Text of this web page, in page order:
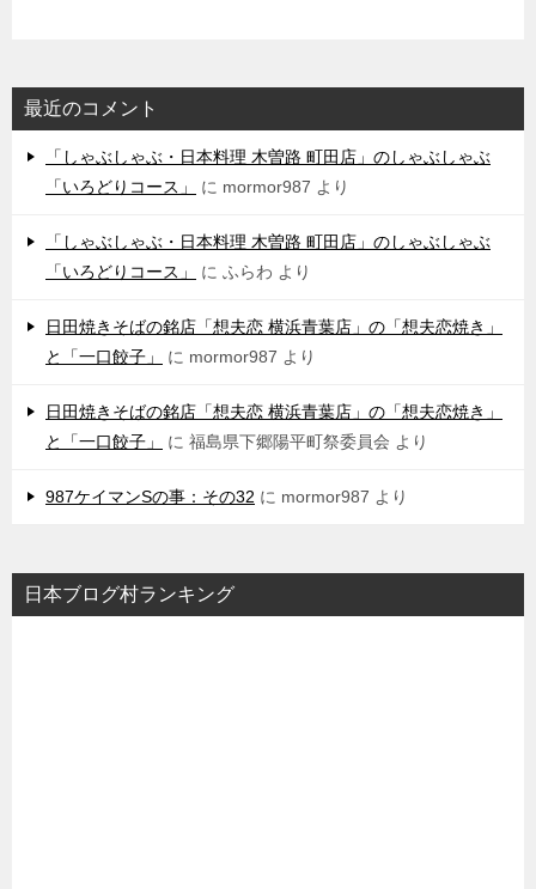
最近のコメント
「しゃぶしゃぶ・日本料理 木曽路 町田店」のしゃぶしゃぶ
「いろどりコース」
に mormor987 より
「しゃぶしゃぶ・日本料理 木曽路 町田店」のしゃぶしゃぶ
「いろどりコース」
に ふらわ より
日田焼きそばの銘店「想夫恋 横浜青葉店」の「想夫恋焼き」
と「一口餃子」
に mormor987 より
日田焼きそばの銘店「想夫恋 横浜青葉店」の「想夫恋焼き」
と「一口餃子」
に 福島県下郷陽平町祭委員会 より
987ケイマンSの事：その32 に mormor987 より
日本ブログ村ランキング